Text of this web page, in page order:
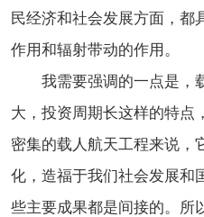
民经济和社会发展方面，都
作用和辐射带动的作用。
我需要强调的一点是，
大，投资周期长这样的特点
密集的载人航天工程来说，
化，造福于我们社会发展和
些主要成果都是间接的。所